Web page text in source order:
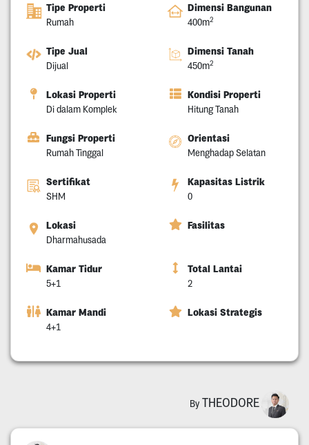
Tipe Properti
Rumah
Dimensi Bangunan
400m2
Tipe Jual
Dijual
Dimensi Tanah
450m2
Lokasi Properti
Di dalam Komplek
Kondisi Properti
Hitung Tanah
Fungsi Properti
Rumah Tinggal
Orientasi
Menghadap Selatan
Sertifikat
SHM
Kapasitas Listrik
0
Lokasi
Dharmahusada
Fasilitas
Kamar Tidur
5+1
Total Lantai
2
Kamar Mandi
4+1
Lokasi Strategis
By THEODORE